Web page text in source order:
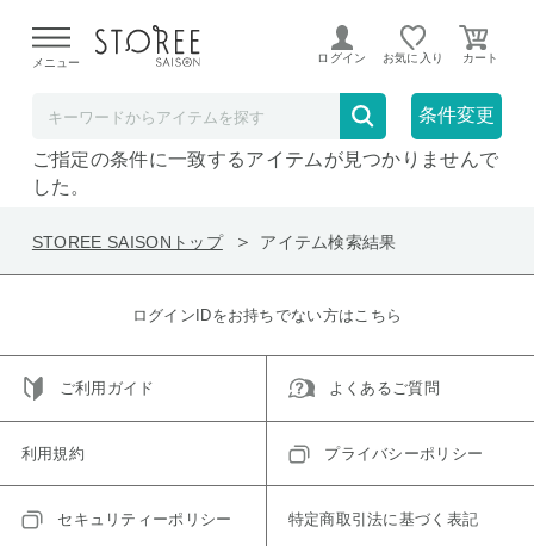
よる配送遅延が発生しております。
メニュー ログイン お気に入り
条件変更
在庫なしも表示 セール対象のみ
ご指定の条件に一致するアイテムが見つかりませんで
した。
STOREE SAISONトップ アイテム検索結果
ログインIDをお持ちでない方はこちら
ご利用ガイド よくあるご質問
利用規約 プライバシーポリシー
セキュリティーポリシー 特定商取引法に基づく表記